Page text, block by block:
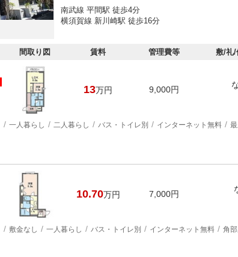
南武線 平間駅 徒歩4分
横須賀線 新川崎駅 徒歩16分
間取り図 賃料 管理費等 敷/礼/
13万円 9,000円
一人暮らし 二人暮らし バス・トイレ別 インターネット無料
10.70万円 7,000円
敷金なし 一人暮らし バス・トイレ別 インターネット無料 角